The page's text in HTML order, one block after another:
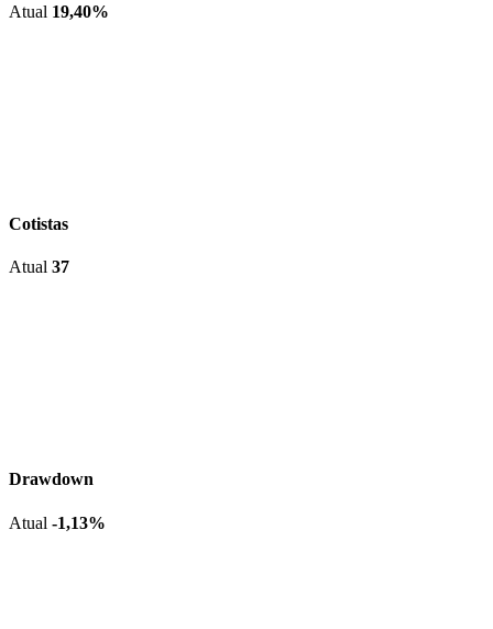
Atual 19,40%
Cotistas
Atual 37
Drawdown
Atual -1,13%